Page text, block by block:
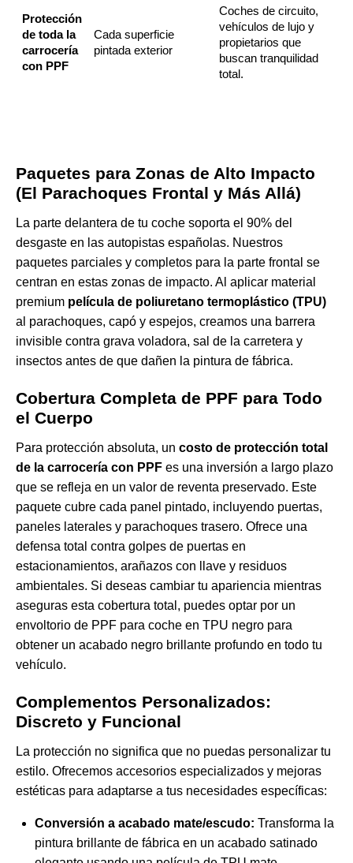
Protección
de toda la
carrocería
con PPF
Cada superficie
pintada exterior
Coches de circuito,
vehículos de lujo y
propietarios que
buscan tranquilidad
total.
Paquetes para Zonas de Alto Impacto
(El Parachoques Frontal y Más Allá)
La parte delantera de tu coche soporta el 90% del
desgaste en las autopistas españolas. Nuestros
paquetes parciales y completos para la parte frontal se
centran en estas zonas de impacto. Al aplicar material
premium película de poliuretano termoplástico (TPU)
al parachoques, capó y espejos, creamos una barrera
invisible contra grava voladora, sal de la carretera y
insectos antes de que dañen la pintura de fábrica.
Cobertura Completa de PPF para Todo
el Cuerpo
Para protección absoluta, un costo de protección total
de la carrocería con PPF es una inversión a largo plazo
que se refleja en un valor de reventa preservado. Este
paquete cubre cada panel pintado, incluyendo puertas,
paneles laterales y parachoques trasero. Ofrece una
defensa total contra golpes de puertas en
estacionamientos, arañazos con llave y residuos
ambientales. Si deseas cambiar tu apariencia mientras
aseguras esta cobertura total, puedes optar por un
envoltorio de PPF para coche en TPU negro para
obtener un acabado negro brillante profundo en todo tu
vehículo.
Complementos Personalizados:
Discreto y Funcional
La protección no significa que no puedas personalizar tu
estilo. Ofrecemos accesorios especializados y mejoras
estéticas para adaptarse a tus necesidades específicas:
Conversión a acabado mate/escudo: Transforma la
pintura brillante de fábrica en un acabado satinado